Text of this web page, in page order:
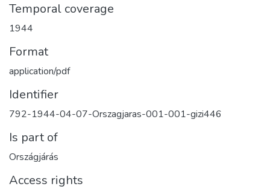
Temporal coverage
1944
Format
application/pdf
Identifier
792-1944-04-07-Orszagjaras-001-001-gizi446
Is part of
Országjárás
Access rights